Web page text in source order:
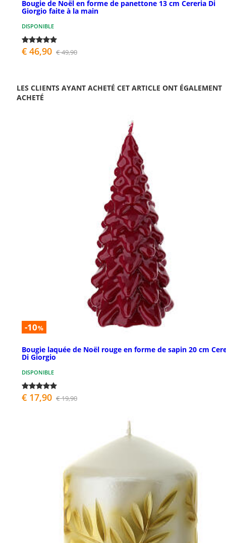
Bougie de Noël en forme de panettone 13 cm Cereria Di
Giorgio faite à la main
DISPONIBLE
€ 46,90 € 49,90
LES CLIENTS AYANT ACHETÉ CET ARTICLE ONT ÉGALEMENT
ACHETÉ
-10%
Bougie laquée de Noël rouge en forme de sapin 20 cm
Di Giorgio
DISPONIBLE
€ 17,90 € 19,90